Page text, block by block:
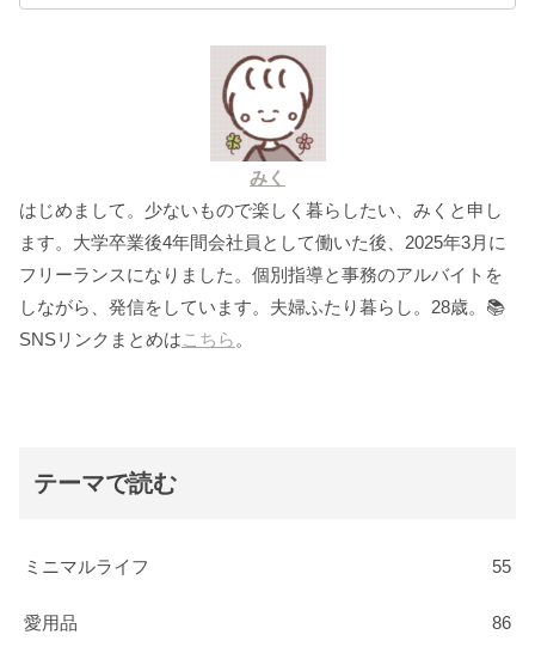
みく
はじめまして。少ないもので楽しく暮らしたい、みくと申し
ます。大学卒業後4年間会社員として働いた後、2025年3月に
フリーランスになりました。個別指導と事務のアルバイトを
しながら、発信をしています。夫婦ふたり暮らし。28歳。📚
SNSリンクまとめはこちら 。
テーマで読む
ミニマルライフ 55
愛用品 86